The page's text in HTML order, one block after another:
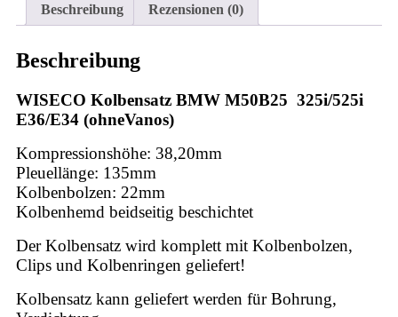
Beschreibung Rezensionen (0)
Beschreibung
WISECO Kolbensatz BMW M50B25 325i/525i
E36/E34 (ohneVanos)
Kompressionshöhe: 38,20mm
Pleuellänge: 135mm
Kolbenbolzen: 22mm
Kolbenhemd beidseitig beschichtet
Der Kolbensatz wird komplett mit Kolbenbolzen,
Clips und Kolbenringen geliefert!
Kolbensatz kann geliefert werden für Bohrung,